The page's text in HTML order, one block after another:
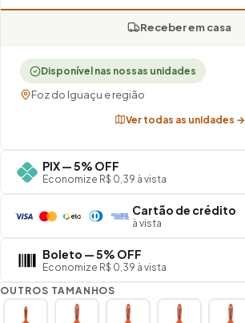
Receber em casa
Disponível nas nossas unidades
Foz do Iguaçu e região
Ver todas as unidades →
PIX — 5% OFF
Economize R$ 0,39 à vista
Cartão de crédito
à vista
Boleto — 5% OFF
Economize R$ 0,39 à vista
OUTROS TAMANHOS